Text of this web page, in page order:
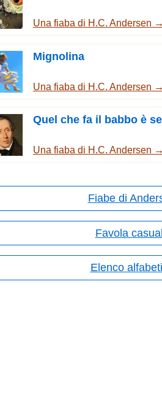
Una fiaba di H.C. Andersen
Mignolina
Una fiaba di H.C. Andersen
Quel che fa il babbo è
Una fiaba di H.C. Andersen
Fiabe di
Favola
Elenco